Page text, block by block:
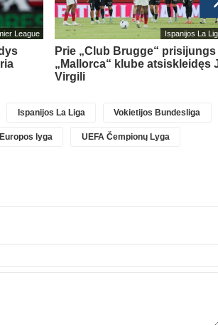
League Ispanijos La
Prie „Club Brugge“ prisijungs
„Mallorca“ klube atsiskleidęs
Virgili
Ispanijos La Liga Vokietijos Bundesliga
lyga UEFA Čempionų Lyga